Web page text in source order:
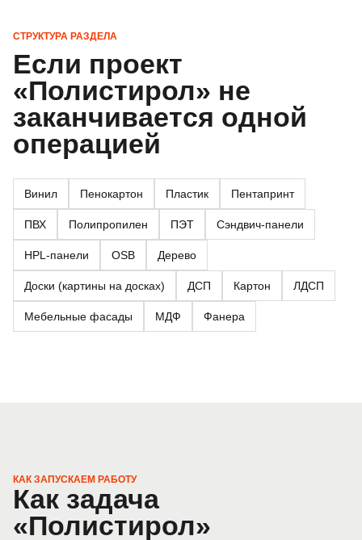
СТРУКТУРА РАЗДЕЛА
Если проект
«Полистирол» не
заканчивается одной
операцией
Винил Пенокартон Пластик Пентапринт
ПВХ Полипропилен ПЭТ Сэндвич-панели
HPL-панели OSB Дерево
Доски (картины на досках) ДСП Картон ЛДСП
Мебельные фасады МДФ Фанера
КАК ЗАПУСКАЕМ РАБОТУ
Как задача
«Полистирол»